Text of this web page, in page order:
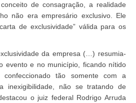
de consagração, a realidade
não era empresário exclusivo. Ele
de exclusividade” válida para os
da empresa (…) resumia-
evento e no município, ficando nítido
tão somente com a
inexigibilidade, não se tratando de
o juiz federal Rodrigo Arruda